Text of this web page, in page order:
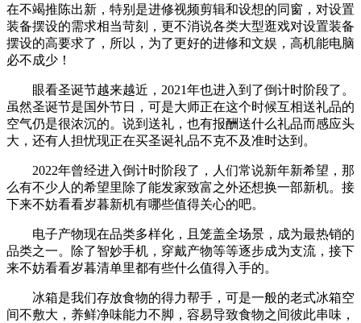
在不竭推陈出新，特别是进修视频剪辑和设想的同窗，对设置
装备摆设的需求相当苛刻，更不消说各类大型逛戏对设置装备
摆设的高要求了，所以，为了更好的进修和文娱，高机能电脑
必不成少！
眼看圣诞节越来越近，2021年也进入到了倒计时阶段了。
虽然圣诞节是国外节日，可是大师正在这个时候互相送礼品的
空气仍是很浓沉的。说到送礼，也有报酬送什么礼品而感应头
大，还有人担忧现正在买圣诞礼品不克不及准时达到。
2022年曾经进入倒计时阶段了，人们常说新年新希望，那
么有不少人的希望里除了能发家致富之外还想换一部新机。接
下来不妨看看岁暮新机有哪些值得关心的吧。
电子产物现在品类多样化，且笼盖全场景，成为最热销的
品类之一。除了智妙手机，穿戴产物等等逐步成为支流，接下
来不妨看看岁暮清单里都有些什么值得入手的。
冰箱是我们存放食物的得力帮手，可是一般的老式冰箱空
间不敷大，养鲜净味能力不脚，容易导致食物之间彼此串味，